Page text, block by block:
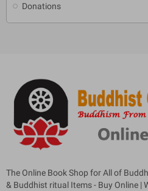
Donations
The Online Book Shop for All of
& Buddhist ritual Items - Buy Online |